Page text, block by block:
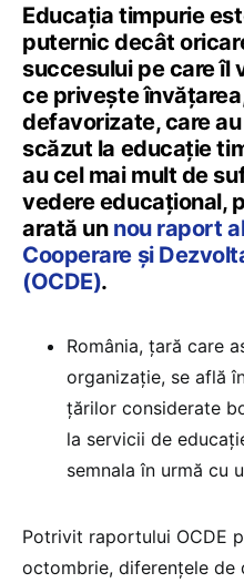
Educația timpurie
puternic decât
succesului pe care îl
ce privește
defavorizate, care
scăzut la educație
au cel mai mult de
vedere educațional,
arată un nou raport
Cooperare și
(OCDE).
România, țară care
organizație, se află
țărilor considerate
la servicii de
semnala în urmă cu
Potrivit raportului OCDE
octombrie, diferențele